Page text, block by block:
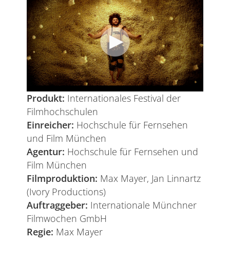
Produkt: Internationales Festival der
Filmhochschulen
Einreicher: Hochschule für Fernsehen
und Film München
Agentur: Hochschule für Fernsehen und
Film München
Filmproduktion: Max Mayer, Jan Linnartz
(Ivory Productions)
Auftraggeber: Internationale Münchner
Filmwochen GmbH
Regie: Max Mayer